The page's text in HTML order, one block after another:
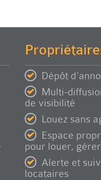
Dépôt
Multi-
de visibilité
Louez sans
Espace
pour louer,
Alerte et
locataires